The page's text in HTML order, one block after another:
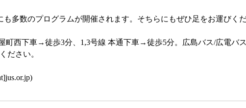
も多数のプログラムが開催されます。そちらにもぜひ足をお運びくだ
町西下車→徒歩3分、1,3号線 本通下車→徒歩5分。広島バス/広電バ
ださい。